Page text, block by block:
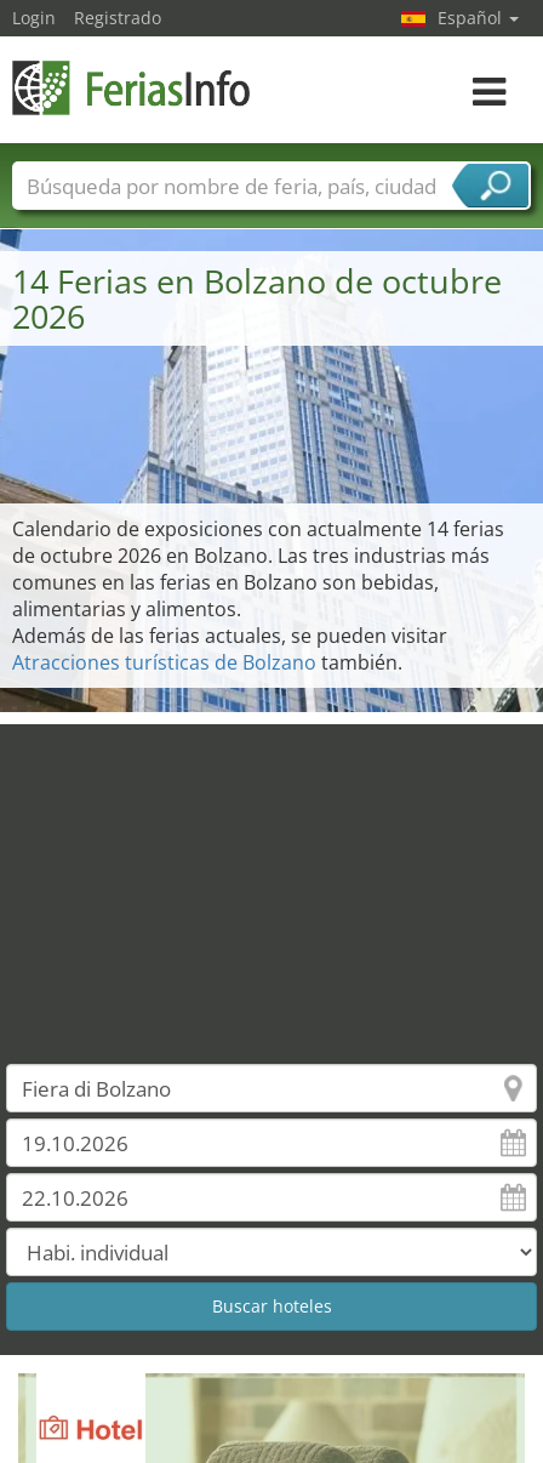
14 Ferias en Bolzano de octubre
2026
Calendario de exposiciones con actualmente 14 ferias
de octubre 2026 en Bolzano. Las tres industrias más
comunes en las ferias en Bolzano son bebidas,
alimentarias y alimentos.
Además de las ferias actuales, se pueden visitar
Atracciones turísticas de Bolzano también.
Login Registrado Español
toggle
Nombres de ferias Países
Ciudades
Sectores de ferias
Sectores de proveedor de servicios